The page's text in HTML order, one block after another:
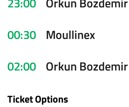
00:30 Moullinex
02:00 Orkun
Ticket Options